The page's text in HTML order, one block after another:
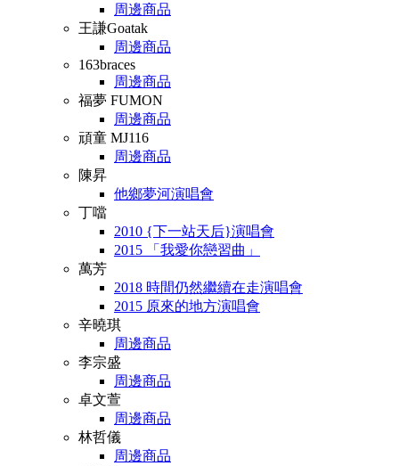
周邊商品
王謙Goatak
周邊商品
163braces
周邊商品
福夢 FUMON
周邊商品
頑童 MJ116
周邊商品
陳昇
他鄉夢河演唱會
丁噹
2010 {下一站天后}演唱會
2015 「我愛你戀習曲」
萬芳
2018 時間仍然繼續在走演唱會
2015 原來的地方演唱會
辛曉琪
周邊商品
李宗盛
周邊商品
卓文萱
周邊商品
林哲儀
周邊商品